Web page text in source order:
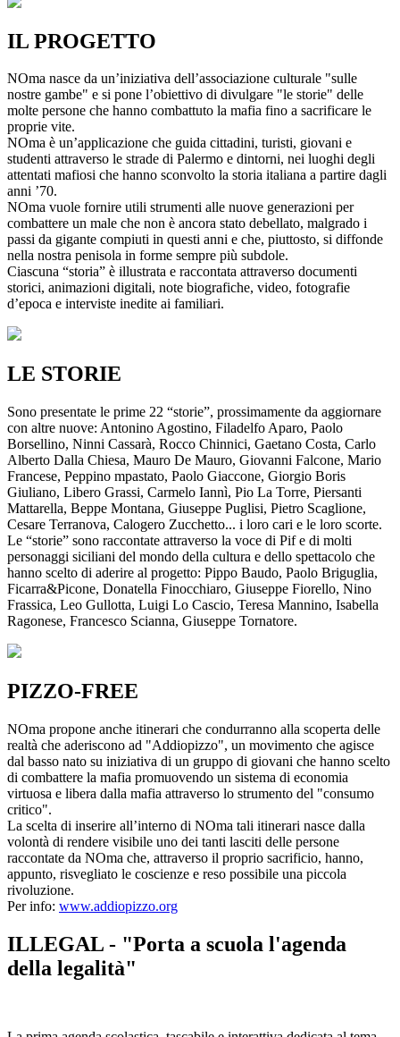
IL PROGETTO
NOma nasce da un’iniziativa dell’associazione culturale "sulle
nostre gambe" e si pone l’obiettivo di divulgare "le storie" delle
molte persone che hanno combattuto la mafia fino a sacrificare le
proprie vite.
NOma è un’applicazione che guida cittadini, turisti, giovani e
studenti attraverso le strade di Palermo e dintorni, nei luoghi degli
attentati mafiosi che hanno sconvolto la storia italiana a partire dagli
anni ’70.
NOma vuole fornire utili strumenti alle nuove generazioni per
combattere un male che non è ancora stato debellato, malgrado i
passi da gigante compiuti in questi anni e che, piuttosto, si diffonde
nella nostra penisola in forme sempre più subdole.
Ciascuna “storia” è illustrata e raccontata attraverso documenti
storici, animazioni digitali, note biografiche, video, fotografie
d’epoca e interviste inedite ai familiari.
LE STORIE
Sono presentate le prime 22 “storie”, prossimamente da aggiornare
con altre nuove: Antonino Agostino, Filadelfo Aparo, Paolo
Borsellino, Ninni Cassarà, Rocco Chinnici, Gaetano Costa, Carlo
Alberto Dalla Chiesa, Mauro De Mauro, Giovanni Falcone, Mario
Francese, Peppino mpastato, Paolo Giaccone, Giorgio Boris
Giuliano, Libero Grassi, Carmelo Iannì, Pio La Torre, Piersanti
Mattarella, Beppe Montana, Giuseppe Puglisi, Pietro Scaglione,
Cesare Terranova, Calogero Zucchetto... i loro cari e le loro scorte.
Le “storie” sono raccontate attraverso la voce di Pif e di molti
personaggi siciliani del mondo della cultura e dello spettacolo che
hanno scelto di aderire al progetto: Pippo Baudo, Paolo Briguglia,
Ficarra&Picone, Donatella Finocchiaro, Giuseppe Fiorello, Nino
Frassica, Leo Gullotta, Luigi Lo Cascio, Teresa Mannino, Isabella
Ragonese, Francesco Scianna, Giuseppe Tornatore.
PIZZO-FREE
NOma propone anche itinerari che condurranno alla scoperta delle
realtà che aderiscono ad "Addiopizzo", un movimento che agisce
dal basso nato su iniziativa di un gruppo di giovani che hanno scelto
di combattere la mafia promuovendo un sistema di economia
virtuosa e libera dalla mafia attraverso lo strumento del "consumo
critico".
La scelta di inserire all’interno di NOma tali itinerari nasce dalla
volontà di rendere visibile uno dei tanti lasciti delle persone
raccontate da NOma che, attraverso il proprio sacrificio, hanno,
appunto, risvegliato le coscienze e reso possibile una piccola
rivoluzione.
Per info: www.addiopizzo.org
ILLEGAL - "Porta a scuola l'agenda
della legalità"